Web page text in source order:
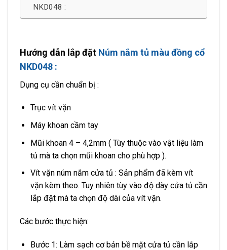
NKD048 :
Hướng dẫn lắp đặt Núm nắm tủ màu đồng cổ
NKD048 :
Dụng cụ cần chuẩn bị :
Trục vít vặn
Máy khoan cầm tay
Mũi khoan 4 – 4,2mm ( Tùy thuộc vào vật liệu làm
tủ mà ta chọn mũi khoan cho phù hợp ).
Vít vặn núm nắm cửa tủ : Sản phẩm đã kèm vít
vặn kèm theo. Tuy nhiên tùy vào độ dày cửa tủ cần
lắp đặt mà ta chọn độ dài của vít vặn.
Các bước thực hiện:
Bước 1: Làm sạch cơ bản bề mặt cửa tủ cần lắp